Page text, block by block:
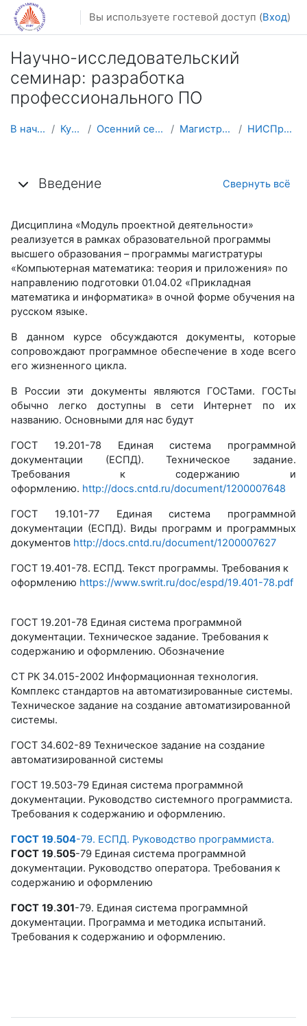
Перейти к основному содержанию
Вы используете гостевой доступ (Вход)
Научно-исследовательский
семинар: разработка
профессионального ПО
В начало Курсы Осенний семестр Магистратура НИСПрофПО
Введение Свернуть всё
Дисциплина «Модуль проектной деятельности»
реализуется в рамках образовательной программы
высшего образования – программы магистратуры
«Компьютерная математика: теория и приложения» по
направлению подготовки 01.04.02 «Прикладная
математика и информатика» в очной форме обучения на
русском языке.
В данном курсе обсуждаются документы, которые
сопровождают программное обеспечение в ходе всего
его жизненного цикла.
В России эти документы являются ГОСТами. ГОСТы
обычно легко доступны в сети Интернет по их
названию. Основными для нас будут
ГОСТ 19.201-78 Единая система программной
документации (ЕСПД). Техническое задание.
Требования к содержанию и
оформлению. http://docs.cntd.ru/document/1200007648
ГОСТ 19.101-77 Единая система программной
документации (ЕСПД). Виды программ и программных
документов http://docs.cntd.ru/document/1200007627
ГОСТ 19.401-78. ЕСПД. Текст программы. Требования к
оформлению https://www.swrit.ru/doc/espd/19.401-78.pdf
ГОСТ 19.201-78 Единая система программной
документации. Техническое задание. Требования к
содержанию и оформлению. Обозначение
СТ РК 34.015-2002 Информационная технология.
Комплекс стандартов на автоматизированные системы.
Техническое задание на создание автоматизированной
системы.
ГОСТ 34.602-89 Техническое задание на создание
автоматизированной системы
ГОСТ 19.503-79 Единая система программной
документации. Руководство системного программиста.
Требования к содержанию и оформлению.
ГОСТ 19.504-79. ЕСПД. Руководство программиста.
ГОСТ 19.505-79 Единая система программной
документации. Руководство оператора. Требования к
содержанию и оформлению
ГОСТ 19.301-79. Единая система программной
документации. Программа и методика испытаний.
Требования к содержанию и оформлению.